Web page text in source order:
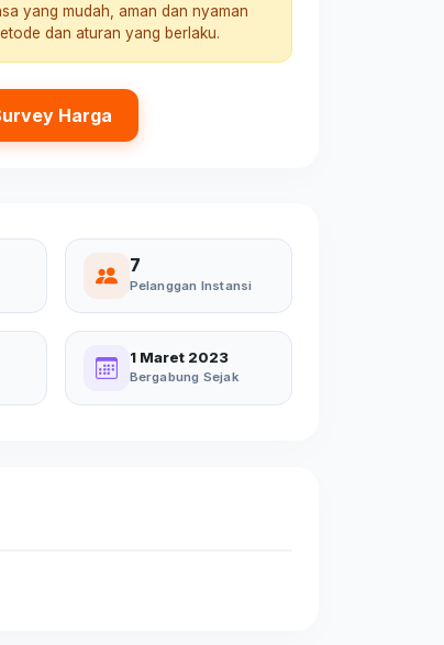
yang mudah, aman dan nyaman
dan aturan yang berlaku.
Harga
7
Pelanggan Instansi
1 Maret 2023
Bergabung Sejak